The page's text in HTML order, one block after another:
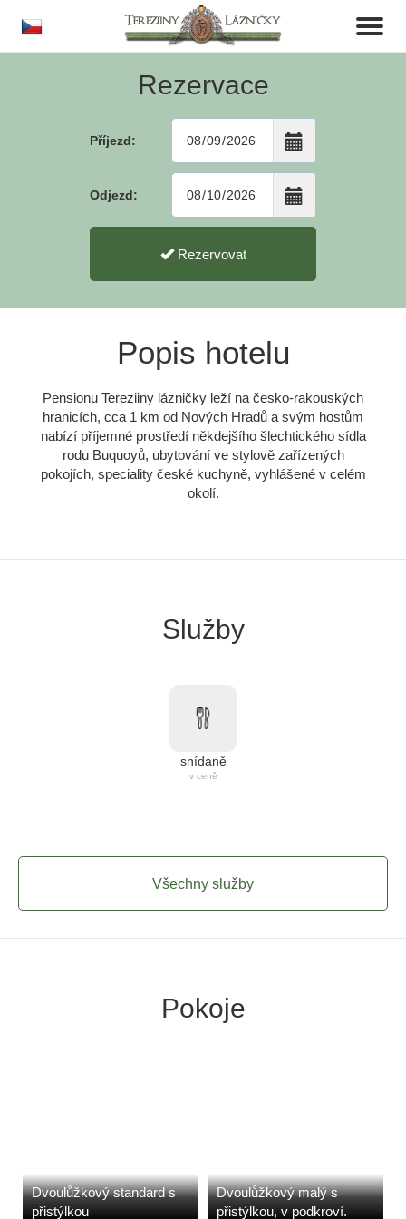
Toggle
Rezervace
Příjezd:
Odjezd:
Rezervovat
Popis hotelu
Pensionu Tereziiny lázničky leží na česko-rakouských
hranicích, cca 1 km od Nových Hradů a svým hostům
nabízí příjemné prostředí někdejšího šlechtického sídla
rodu Buquoyů, ubytování ve stylově zařízených
pokojích, speciality české kuchyně, vyhlášené v celém
okolí.
Služby
snídaně
v ceně
Všechny služby
Pokoje
Dvoulůžkový standard s
přistýlkou
Dvoulůžkový malý s
přistýlkou, v podkroví.